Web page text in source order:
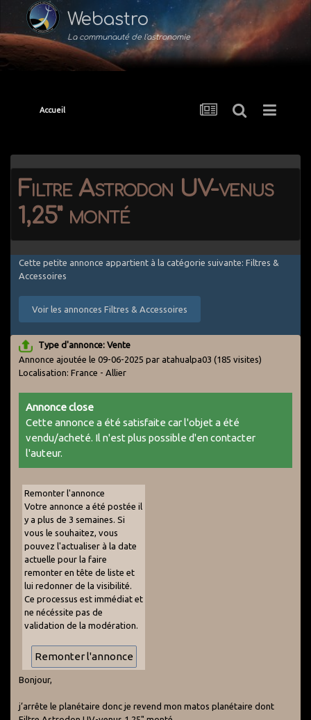
Webastro
La communauté de l'astronomie
Accueil
Filtre Astrodon UV-venus
1,25" monté
Cette petite annonce appartient à la catégorie suivante: Filtres &
Accessoires
Voir les annonces Filtres & Accessoires
Type d'annonce: Vente
Annonce ajoutée le 09-06-2025 par atahualpa03 (185 visites)
Localisation: France - Allier
Annonce close
Cette annonce a été satisfaite car l'objet a été
vendu/acheté. Il n'est plus possible d'en contacter
l'auteur.
Remonter l'annonce
Votre annonce a été postée il
y a plus de 3 semaines. Si
vous le souhaitez, vous
pouvez l'actualiser à la date
actuelle pour la faire
remonter en tête de liste et
lui redonner de la visibilité.
Ce processus est immédiat et
ne nécéssite pas de
validation de la modération.
Bonjour,
j’arrête le planétaire donc je revend mon matos planétaire dont